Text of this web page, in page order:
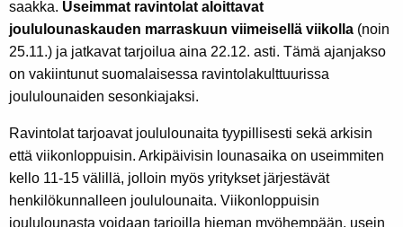
saakka. Useimmat ravintolat aloittavat
joululounaskauden marraskuun viimeisellä viikolla (noin
25.11.) ja jatkavat tarjoilua aina 22.12. asti. Tämä ajanjakso
on vakiintunut suomalaisessa ravintolakulttuurissa
joululounaiden sesonkiajaksi.
Ravintolat tarjoavat joululounaita tyypillisesti sekä arkisin
että viikonloppuisin. Arkipäivisin lounasaika on useimmiten
kello 11-15 välillä, jolloin myös yritykset järjestävät
henkilökunnalleen joululounaita. Viikonloppuisin
joululounasta voidaan tarjoilla hieman myöhempään, usein